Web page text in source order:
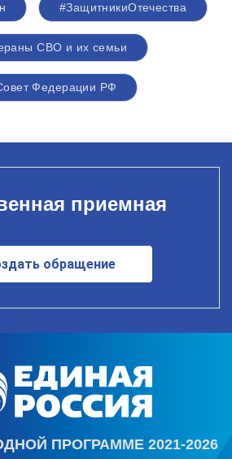
#ЗащитникиОтечества
СВО и их семьи
Федерации РФ
приемная
обращение
ПРОГРАММЕ 2021-2026